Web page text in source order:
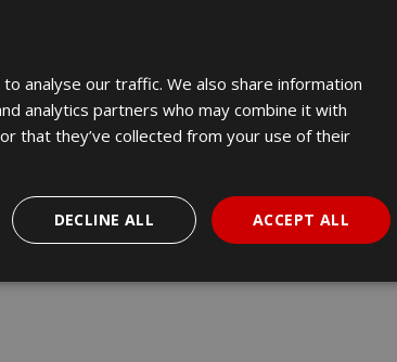
Bez szkoleń. Bez zakłóceń.
które chcą ulepszać – a nie zastępować
analyse our traffic. We also share information
analytics partners who may combine it with
that they’ve collected from your use of their
ACCEPT ALL
DECLINE ALL